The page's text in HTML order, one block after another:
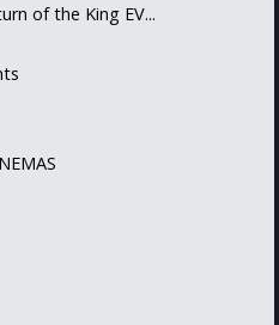
of the King EV...